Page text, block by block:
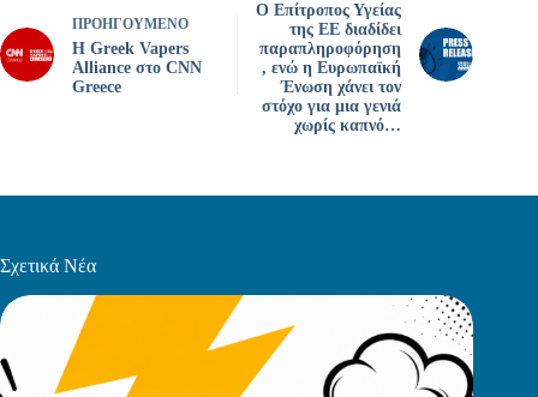
ΠΡΟΗΓΟΎΜΕΝΟ
Η Greek Vapers
Alliance στο CNN
Greece
Ο Επίτροπος Υγείας
της ΕΕ διαδίδει
παραπληροφόρηση
, ενώ η Ευρωπαϊκή
Ένωση χάνει τον
στόχο για μια γενιά
χωρίς καπνό…
Σχετικά Νέα